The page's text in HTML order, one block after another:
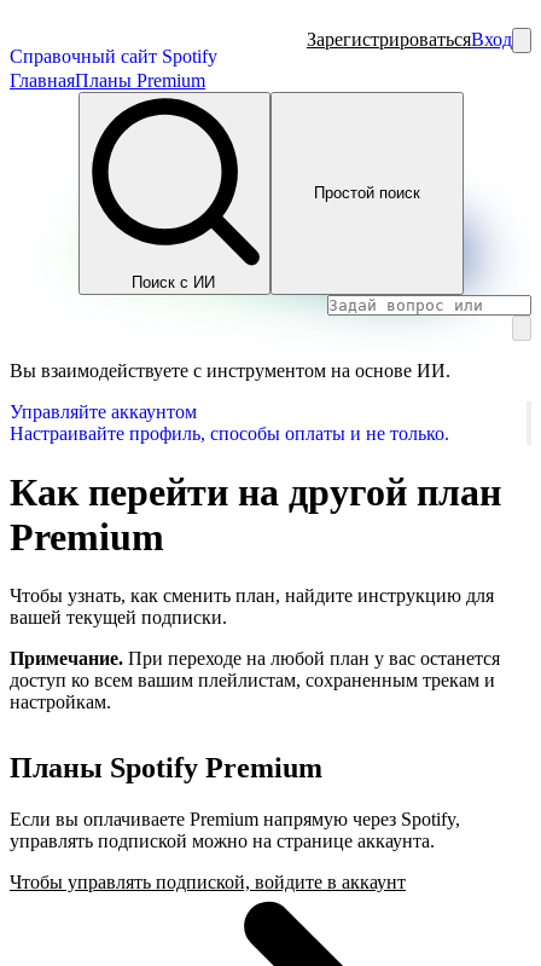
Справочный сайт Spotify
ЗарегистрироватьсяВход
ГлавнаяПланы Premium
Поиск с ИИ
Простой поиск
Вы взаимодействуете с инструментом на основе ИИ.
Управляйте аккаунтом
Настраивайте профиль, способы оплаты и не только.
Как перейти на другой план
Premium
Чтобы узнать, как сменить план, найдите инструкцию для
вашей текущей подписки.
Примечание. При переходе на любой план у вас останется
доступ ко всем вашим плейлистам, сохраненным трекам и
настройкам.
Планы Spotify Premium
Если вы оплачиваете Premium напрямую через Spotify,
управлять подпиской можно на странице аккаунта.
Чтобы управлять подпиской, войдите в аккаунт